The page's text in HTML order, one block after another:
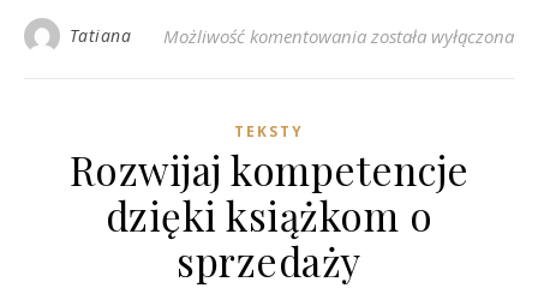
Tatiana Możliwość komentowania Książki rozwijające
została wyłączona
TEKSTY
Rozwijaj kompetencje
dzięki książkom o
sprzedaży